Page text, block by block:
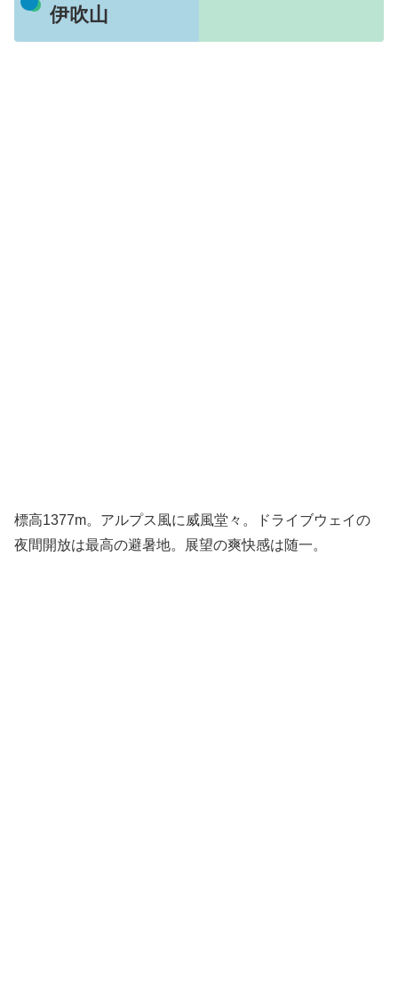
伊吹山
標高1377m。アルプス風に威風堂々。ドライブウェイの
夜間開放は最高の避暑地。展望の爽快感は随一。